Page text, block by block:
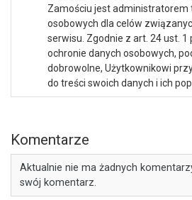
Zamościu jest administratorem
osobowych dla celów
serwisu. Zgodnie z art. 24 ust. 1
ochronie danych osobowych,
dobrowolne, Użytkownikowi
do treści swoich danych i ich
Komentarze
Aktualnie nie ma żadnych
swój komentarz.